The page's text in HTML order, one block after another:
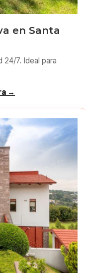
en Santa
24/7. Ideal para
→